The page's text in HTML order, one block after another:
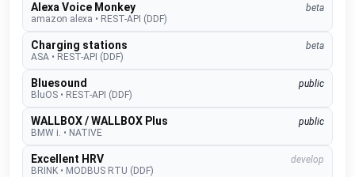
Alexa Voice Monkey
beta
amazon alexa • REST-API (DDF)
Charging stations
beta
ASA • REST-API (DDF)
Bluesound
public
BluOS • REST-API (DDF)
WALLBOX / WALLBOX Plus
public
BMW i. • NATIVE
Excellent HRV
develop
BRINK • MODBUS RTU (DDF)